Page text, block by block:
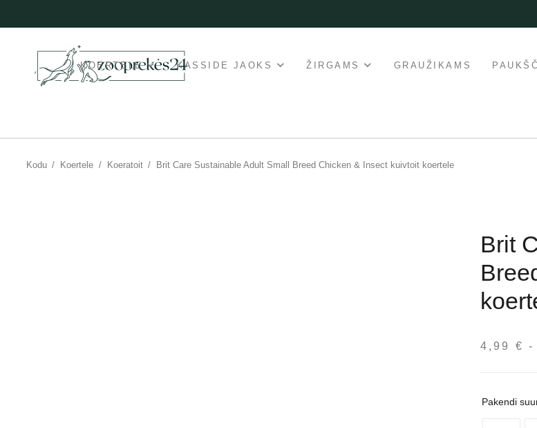
KOERTELE KASSIDE JAOKS ŽIRGAMS GRAUŽIKAMS
Kodu / Koertele / Koeratoit / Brit Care Sustainable Adult Small Breed Chicken & Insect kuivtoit koertele
Brit
4,99 € -
Pakendi